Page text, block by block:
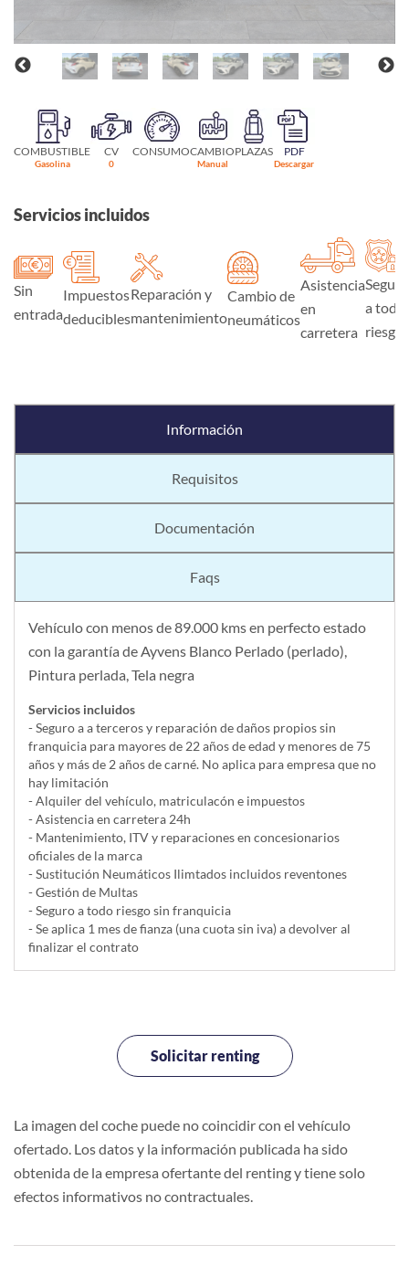
COMBUSTIBLE
Gasolina
CV
0
CONSUMOCAMBIO
Manual
PLAZAS PDF
Descargar
Servicios incluidos
Sin
entrada
Impuestos
deducibles
Reparación y
mantenimiento
Cambio de
neumáticos
Asistencia
en
carretera
Seguro
a todo
riesgo
Información
Requisitos
Documentación
Faqs
Vehículo con menos de 89.000 kms en perfecto estado
con la garantía de Ayvens Blanco Perlado (perlado),
Pintura perlada, Tela negra
Servicios incluidos
- Seguro a a terceros y reparación de daños propios sin
franquicia para mayores de 22 años de edad y menores de 75
años y más de 2 años de carné. No aplica para empresa que no
hay limitación
- Alquiler del vehí­culo, matriculacón e impuestos
- Asistencia en carretera 24h
- Mantenimiento, ITV y reparaciones en concesionarios
oficiales de la marca
- Sustitución Neumáticos Ilimtados incluidos reventones
- Gestión de Multas
- Seguro a todo riesgo sin franquicia
- Se aplica 1 mes de fianza (una cuota sin iva) a devolver al
finalizar el contrato
Solicitar renting
La imagen del coche puede no coincidir con el vehículo
ofertado. Los datos y la información publicada ha sido
obtenida de la empresa ofertante del renting y tiene solo
efectos informativos no contractuales.